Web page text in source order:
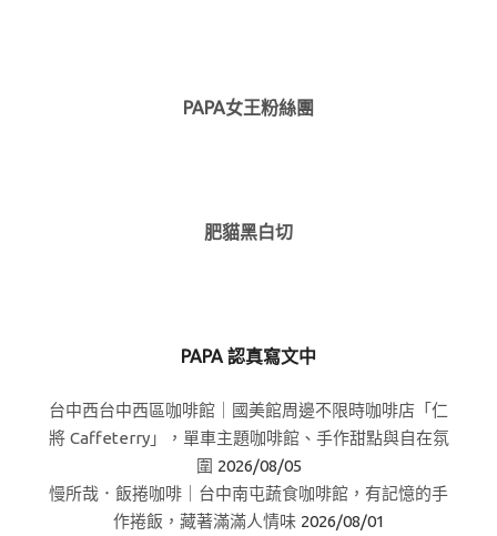
PAPA女王粉絲團
肥貓黑白切
PAPA 認真寫文中
台中西台中西區咖啡館｜國美館周邊不限時咖啡店「仁
將 Caffeterry」，單車主題咖啡館、手作甜點與自在氛
圍 2026/08/05
慢所哉．飯捲咖啡｜台中南屯蔬食咖啡館，有記憶的手
作捲飯，藏著滿滿人情味 2026/08/01